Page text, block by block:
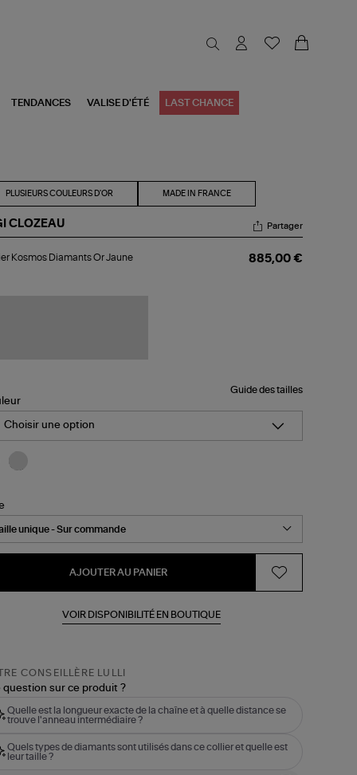
TENDANCES VALISE D'ÉTÉ LAST CHANCE
PLUSIEURS COULEURS D'OR MADE IN FRANCE
CLOZEAU Partager
Kosmos Diamants Or Jaune 885,00 €
Guide des tailles
Choisir une option
AJOUTER AU PANIER
VOIR DISPONIBILITÉ EN BOUTIQUE
CONSEILLÈRE LULLI
question sur ce produit ?
Quelle est la longueur exacte de la chaîne et à quelle distance se
trouve l'anneau intermédiaire ?
Quels types de diamants sont utilisés dans ce collier et quelle est
leur taille ?